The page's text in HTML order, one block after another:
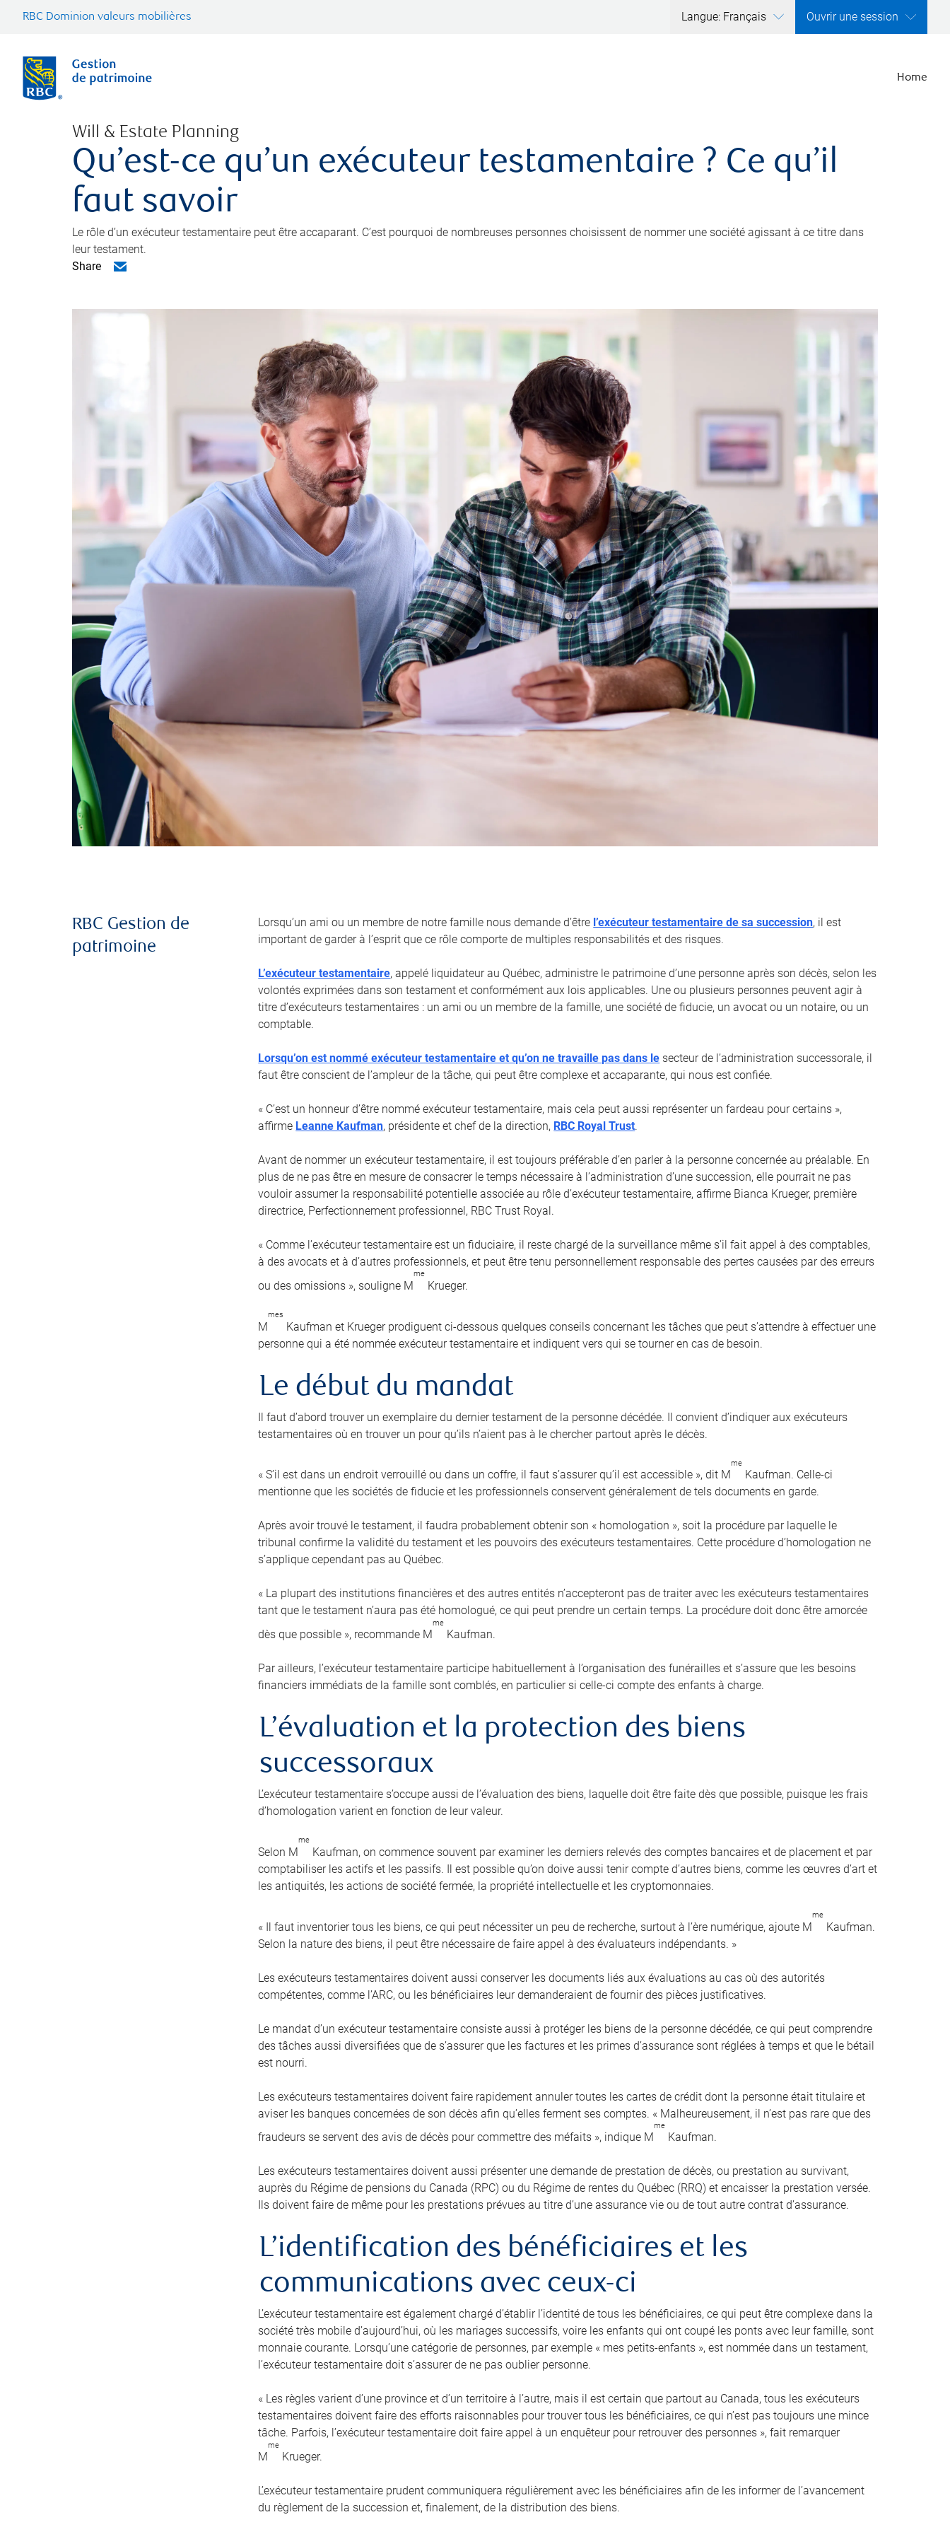
RBC Dominion valeurs mobilières Langue: Français Ouvrir une session
Home
Will & Estate Planning
Qu’est-ce qu’un exécuteur testamentaire ? Ce qu’il
faut savoir
Le rôle d’un exécuteur testamentaire peut être accaparant. C’est pourquoi de nombreuses personnes choisissent de nommer une société agissant à ce titre dans
leur testament.
Share
RBC Gestion de
patrimoine
Lorsqu’un ami ou un membre de notre famille nous demande d’être l’exécuteur testamentaire de sa succession, il est
important de garder à l’esprit que ce rôle comporte de multiples responsabilités et des risques.
L’exécuteur testamentaire, appelé liquidateur au Québec, administre le patrimoine d’une personne après son décès, selon les
volontés exprimées dans son testament et conformément aux lois applicables. Une ou plusieurs personnes peuvent agir à
titre d’exécuteurs testamentaires : un ami ou un membre de la famille, une société de fiducie, un avocat ou un notaire, ou un
comptable.
Lorsqu’on est nommé exécuteur testamentaire et qu’on ne travaille pas dans le secteur de l’administration successorale, il
faut être conscient de l’ampleur de la tâche, qui peut être complexe et accaparante, qui nous est confiée.
« C’est un honneur d’être nommé exécuteur testamentaire, mais cela peut aussi représenter un fardeau pour certains »,
affirme Leanne Kaufman, présidente et chef de la direction, RBC Royal Trust.
Avant de nommer un exécuteur testamentaire, il est toujours préférable d’en parler à la personne concernée au préalable. En
plus de ne pas être en mesure de consacrer le temps nécessaire à l’administration d’une succession, elle pourrait ne pas
vouloir assumer la responsabilité potentielle associée au rôle d’exécuteur testamentaire, affirme Bianca Krueger, première
directrice, Perfectionnement professionnel, RBC Trust Royal.
« Comme l’exécuteur testamentaire est un fiduciaire, il reste chargé de la surveillance même s’il fait appel à des comptables,
à des avocats et à d’autres professionnels, et peut être tenu personnellement responsable des pertes causées par des erreurs
ou des omissions », souligne M
me
Krueger.
M
mes
Kaufman et Krueger prodiguent ci-dessous quelques conseils concernant les tâches que peut s’attendre à effectuer une
personne qui a été nommée exécuteur testamentaire et indiquent vers qui se tourner en cas de besoin.
Le début du mandat
Il faut d’abord trouver un exemplaire du dernier testament de la personne décédée. Il convient d’indiquer aux exécuteurs
testamentaires où en trouver un pour qu’ils n’aient pas à le chercher partout après le décès.
« S’il est dans un endroit verrouillé ou dans un coffre, il faut s’assurer qu’il est accessible », dit M
me
Kaufman. Celle-ci
mentionne que les sociétés de fiducie et les professionnels conservent généralement de tels documents en garde.
Après avoir trouvé le testament, il faudra probablement obtenir son « homologation », soit la procédure par laquelle le
tribunal confirme la validité du testament et les pouvoirs des exécuteurs testamentaires. Cette procédure d’homologation ne
s’applique cependant pas au Québec.
« La plupart des institutions financières et des autres entités n’accepteront pas de traiter avec les exécuteurs testamentaires
tant que le testament n’aura pas été homologué, ce qui peut prendre un certain temps. La procédure doit donc être amorcée
dès que possible », recommande M
me
Kaufman.
Par ailleurs, l’exécuteur testamentaire participe habituellement à l’organisation des funérailles et s’assure que les besoins
financiers immédiats de la famille sont comblés, en particulier si celle-ci compte des enfants à charge.
L’évaluation et la protection des biens
successoraux
L’exécuteur testamentaire s’occupe aussi de l’évaluation des biens, laquelle doit être faite dès que possible, puisque les frais
d’homologation varient en fonction de leur valeur.
Selon M
me
Kaufman, on commence souvent par examiner les derniers relevés des comptes bancaires et de placement et par
comptabiliser les actifs et les passifs. Il est possible qu’on doive aussi tenir compte d’autres biens, comme les œuvres d’art et
les antiquités, les actions de société fermée, la propriété intellectuelle et les cryptomonnaies.
« Il faut inventorier tous les biens, ce qui peut nécessiter un peu de recherche, surtout à l’ère numérique, ajoute M
me
Kaufman.
Selon la nature des biens, il peut être nécessaire de faire appel à des évaluateurs indépendants. »
Les exécuteurs testamentaires doivent aussi conserver les documents liés aux évaluations au cas où des autorités
compétentes, comme l’ARC, ou les bénéficiaires leur demanderaient de fournir des pièces justificatives.
Le mandat d’un exécuteur testamentaire consiste aussi à protéger les biens de la personne décédée, ce qui peut comprendre
des tâches aussi diversifiées que de s’assurer que les factures et les primes d’assurance sont réglées à temps et que le bétail
est nourri.
Les exécuteurs testamentaires doivent faire rapidement annuler toutes les cartes de crédit dont la personne était titulaire et
aviser les banques concernées de son décès afin qu’elles ferment ses comptes. « Malheureusement, il n’est pas rare que des
fraudeurs se servent des avis de décès pour commettre des méfaits », indique M
me
Kaufman.
Les exécuteurs testamentaires doivent aussi présenter une demande de prestation de décès, ou prestation au survivant,
auprès du Régime de pensions du Canada (RPC) ou du Régime de rentes du Québec (RRQ) et encaisser la prestation versée.
Ils doivent faire de même pour les prestations prévues au titre d’une assurance vie ou de tout autre contrat d’assurance.
L’identification des bénéficiaires et les
communications avec ceux-ci
L’exécuteur testamentaire est également chargé d’établir l’identité de tous les bénéficiaires, ce qui peut être complexe dans la
société très mobile d’aujourd’hui, où les mariages successifs, voire les enfants qui ont coupé les ponts avec leur famille, sont
monnaie courante. Lorsqu’une catégorie de personnes, par exemple « mes petits-enfants », est nommée dans un testament,
l’exécuteur testamentaire doit s’assurer de ne pas oublier personne.
« Les règles varient d’une province et d’un territoire à l’autre, mais il est certain que partout au Canada, tous les exécuteurs
testamentaires doivent faire des efforts raisonnables pour trouver tous les bénéficiaires, ce qui n’est pas toujours une mince
tâche. Parfois, l’exécuteur testamentaire doit faire appel à un enquêteur pour retrouver des personnes », fait remarquer
M
me
Krueger.
L’exécuteur testamentaire prudent communiquera régulièrement avec les bénéficiaires afin de les informer de l’avancement
du règlement de la succession et, finalement, de la distribution des biens.